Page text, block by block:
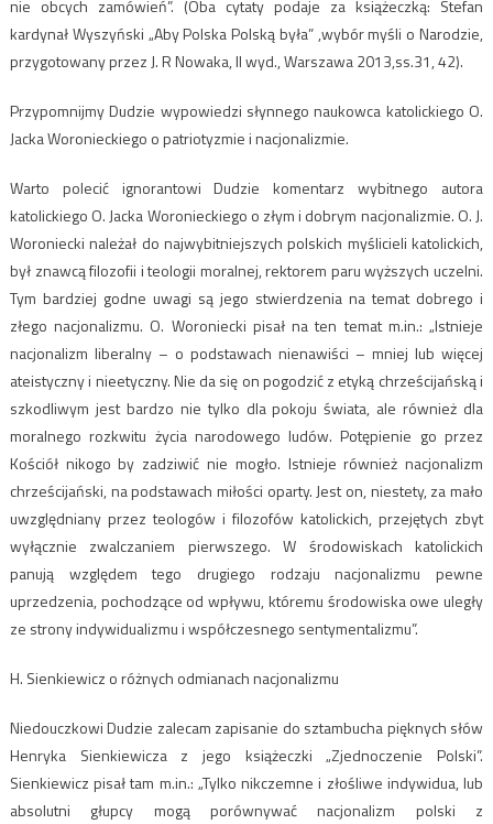
nie obcych zamówień”. (Oba cytaty podaje za książeczką: Stefan
kardynał Wyszyński „Aby Polska Polską była” ,wybór myśli o Narodzie,
przygotowany przez J. R Nowaka, II wyd., Warszawa 2013,ss.31, 42).
Przypomnijmy Dudzie wypowiedzi słynnego naukowca katolickiego O.
Jacka Woronieckiego o patriotyzmie i nacjonalizmie.
Warto polecić ignorantowi Dudzie komentarz wybitnego autora
katolickiego O. Jacka Woronieckiego o złym i dobrym nacjonalizmie. O. J.
Woroniecki należał do najwybitniejszych polskich myślicieli katolickich,
był znawcą filozofii i teologii moralnej, rektorem paru wyższych uczelni.
Tym bardziej godne uwagi są jego stwierdzenia na temat dobrego i
złego nacjonalizmu. O. Woroniecki pisał na ten temat m.in.: „Istnieje
nacjonalizm liberalny – o podstawach nienawiści – mniej lub więcej
ateistyczny i nieetyczny. Nie da się on pogodzić z etyką chrześcijańską i
szkodliwym jest bardzo nie tylko dla pokoju świata, ale również dla
moralnego rozkwitu życia narodowego ludów. Potępienie go przez
Kościół nikogo by zadziwić nie mogło. Istnieje również nacjonalizm
chrześcijański, na podstawach miłości oparty. Jest on, niestety, za mało
uwzględniany przez teologów i filozofów katolickich, przejętych zbyt
wyłącznie zwalczaniem pierwszego. W środowiskach katolickich
panują względem tego drugiego rodzaju nacjonalizmu pewne
uprzedzenia, pochodzące od wpływu, któremu środowiska owe uległy
ze strony indywidualizmu i współczesnego sentymentalizmu”.
H. Sienkiewicz o różnych odmianach nacjonalizmu
Niedouczkowi Dudzie zalecam zapisanie do sztambucha pięknych słów
Henryka Sienkiewicza z jego książeczki „Zjednoczenie Polski”.
Sienkiewicz pisał tam m.in.: „Tylko nikczemne i złośliwe indywidua, lub
absolutni głupcy mogą porównywać nacjonalizm polski z